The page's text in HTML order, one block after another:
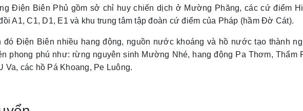
Điện Biên Phủ gồm sở chỉ huy chiến dịch ở Mường Phăng, các cứ điểm
A1, C1, D1, E1 và khu trung tâm tập đoàn cứ điểm của Pháp (hầm Đờ Cát).
đó Điện Biên nhiều hang động, nguồn nước khoáng và hồ nước tạo thành
phong phú như: rừng nguyên sinh Mường Nhé, hang động Pa Thơm, Thẩm
Va, các hồ Pá Khoang, Pe Luông.